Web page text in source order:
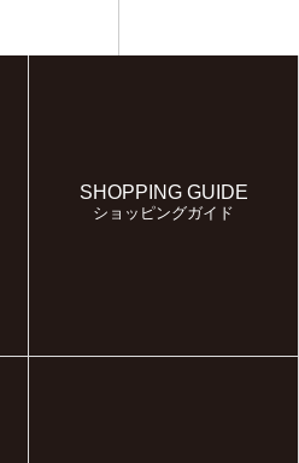
SHOPPING GUIDE
ショッピングガイド